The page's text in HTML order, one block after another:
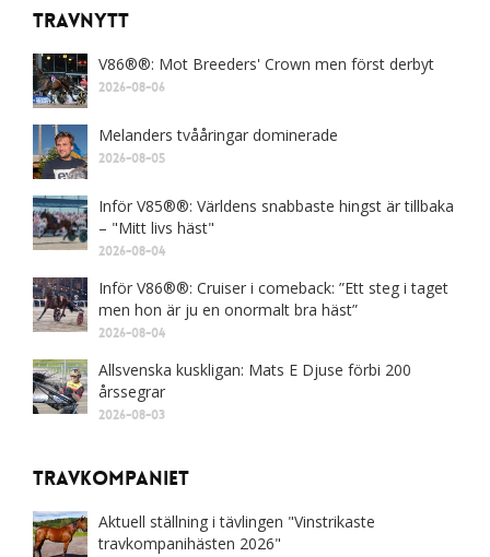
Travnytt
V86®®: Mot Breeders' Crown men först derbyt
2026-08-06
Melanders tvååringar dominerade
2026-08-05
Inför V85®®: Världens snabbaste hingst är tillbaka
– "Mitt livs häst"
2026-08-04
Inför V86®®: Cruiser i comeback: ”Ett steg i taget
men hon är ju en onormalt bra häst”
2026-08-04
Allsvenska kuskligan: Mats E Djuse förbi 200
årssegrar
2026-08-03
Travkompaniet
Aktuell ställning i tävlingen "Vinstrikaste
travkompanihästen 2026"